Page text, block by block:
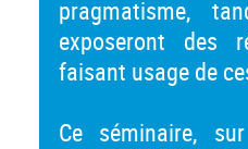
pragmatisme,
exposeront des
faisant usage de
Ce séminaire,